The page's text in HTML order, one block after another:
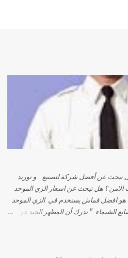
تبحث عن أفضل شركة لتصنيع و توريد
الامن ؟ هل تبحث عن اسعار الزي الموحد
هو افضل قماش يستخدم في الزي الموحد
الشيماء " ندرك أن المظهر الجيد هو أول